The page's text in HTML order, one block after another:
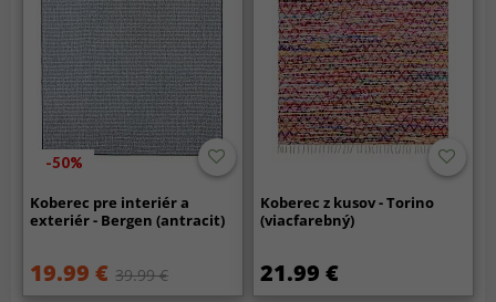
-50%
Koberec pre interiér a
exteriér - Bergen (antracit)
19.99 € 39.99 €
Koberec z kusov - Torino
(viacfarebný)
21.99 €